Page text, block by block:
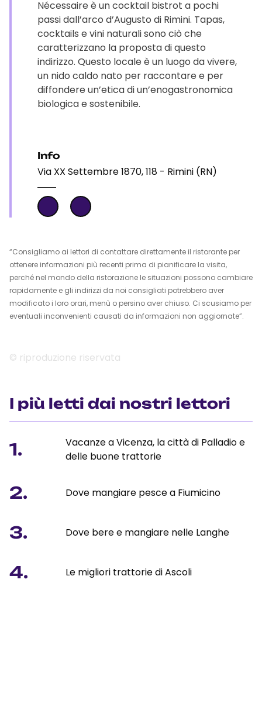
Nécessaire è un cocktail bistrot a pochi
passi dall’arco d’Augusto di Rimini. Tapas,
cocktails e vini naturali sono ciò che
caratterizzano la proposta di questo
indirizzo. Questo locale è un luogo da vivere,
un nido caldo nato per raccontare e per
diffondere un’etica di un’enogastronomica
biologica e sostenibile.
Info
Via XX Settembre 1870, 118 - Rimini (RN)
“Consigliamo ai lettori di contattare direttamente il ristorante per
ottenere informazioni più recenti prima di pianificare la visita,
perché nel mondo della ristorazione le situazioni possono cambiare
rapidamente e gli indirizzi da noi consigliati potrebbero aver
modificato i loro orari, menù o persino aver chiuso. Ci scusiamo per
eventuali inconvenienti causati da informazioni non aggiornate”.
© riproduzione riservata
I più letti dai nostri lettori
1.
Vacanze a Vicenza, la città di Palladio e
delle buone trattorie
2. Dove mangiare pesce a Fiumicino
3. Dove bere e mangiare nelle Langhe
4. Le migliori trattorie di Ascoli